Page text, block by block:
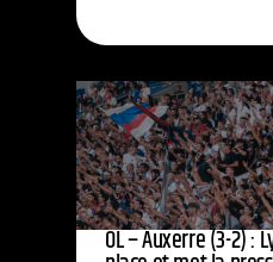
OL – Auxerre (3-2) :